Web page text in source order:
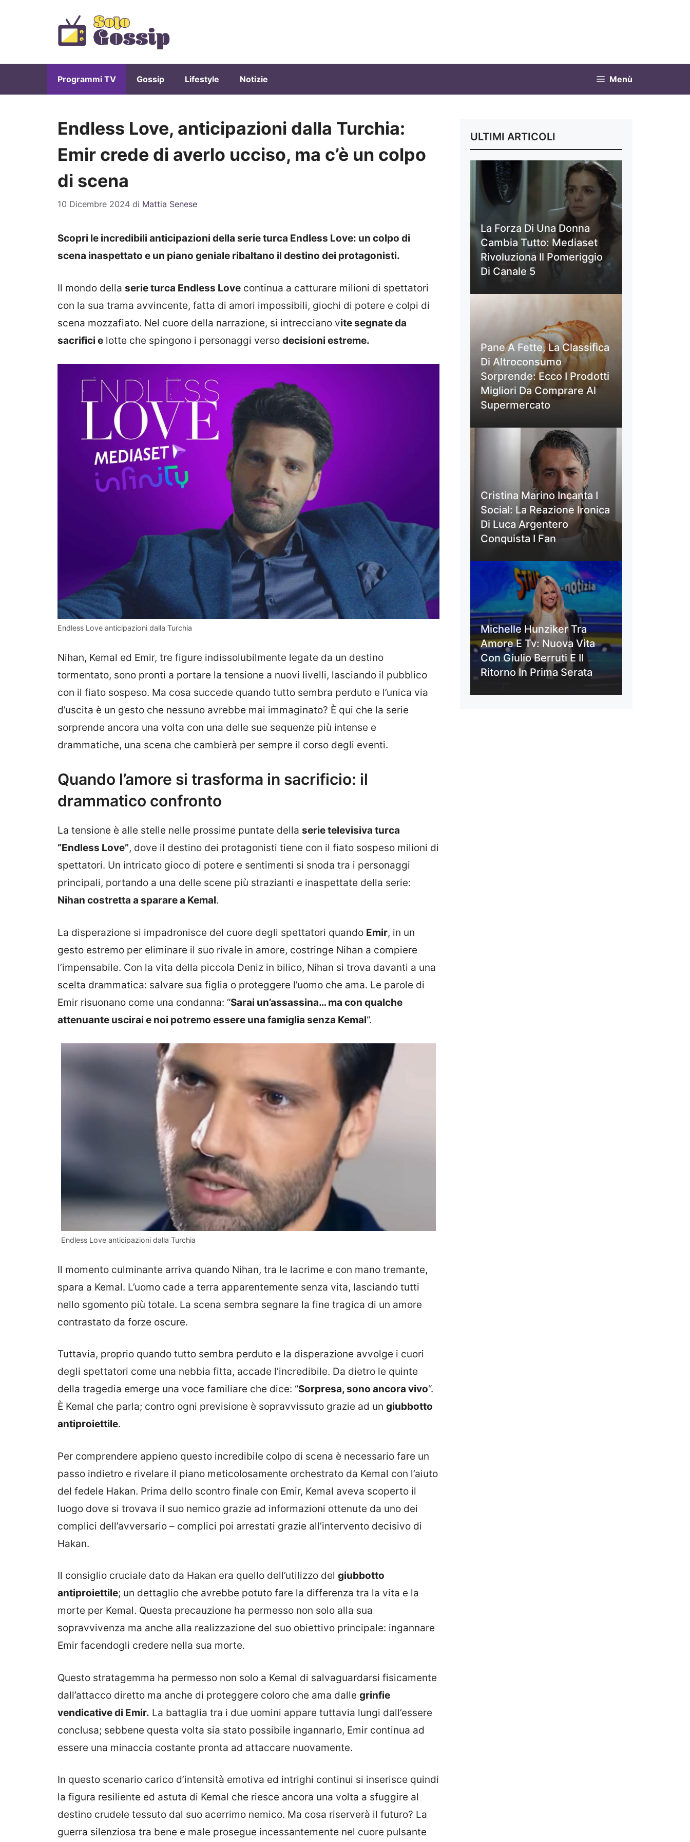
Programmi TV Gossip Lifestyle Notizie Menù
Endless Love, anticipazioni dalla Turchia:
Emir crede di averlo ucciso, ma c’è un colpo
di scena
10 Dicembre 2024 di Mattia Senese
Scopri le incredibili anticipazioni della serie turca Endless Love: un colpo di
scena inaspettato e un piano geniale ribaltano il destino dei protagonisti.
Il mondo della serie turca Endless Love continua a catturare milioni di spettatori
con la sua trama avvincente, fatta di amori impossibili, giochi di potere e colpi di
scena mozzafiato. Nel cuore della narrazione, si intrecciano vite segnate da
sacrifici e lotte che spingono i personaggi verso decisioni estreme.
Endless Love anticipazioni dalla Turchia
Nihan, Kemal ed Emir, tre figure indissolubilmente legate da un destino
tormentato, sono pronti a portare la tensione a nuovi livelli, lasciando il pubblico
con il fiato sospeso. Ma cosa succede quando tutto sembra perduto e l’unica via
d’uscita è un gesto che nessuno avrebbe mai immaginato? È qui che la serie
sorprende ancora una volta con una delle sue sequenze più intense e
drammatiche, una scena che cambierà per sempre il corso degli eventi.
Quando l’amore si trasforma in sacrificio: il
drammatico confronto
La tensione è alle stelle nelle prossime puntate della serie televisiva turca
“Endless Love”, dove il destino dei protagonisti tiene con il fiato sospeso milioni di
spettatori. Un intricato gioco di potere e sentimenti si snoda tra i personaggi
principali, portando a una delle scene più strazianti e inaspettate della serie:
Nihan costretta a sparare a Kemal.
La disperazione si impadronisce del cuore degli spettatori quando Emir, in un
gesto estremo per eliminare il suo rivale in amore, costringe Nihan a compiere
l’impensabile. Con la vita della piccola Deniz in bilico, Nihan si trova davanti a una
scelta drammatica: salvare sua figlia o proteggere l’uomo che ama. Le parole di
Emir risuonano come una condanna: “Sarai un’assassina… ma con qualche
attenuante uscirai e noi potremo essere una famiglia senza Kemal“.
Endless Love anticipazioni dalla Turchia
Il momento culminante arriva quando Nihan, tra le lacrime e con mano tremante,
spara a Kemal. L’uomo cade a terra apparentemente senza vita, lasciando tutti
nello sgomento più totale. La scena sembra segnare la fine tragica di un amore
contrastato da forze oscure.
Tuttavia, proprio quando tutto sembra perduto e la disperazione avvolge i cuori
degli spettatori come una nebbia fitta, accade l’incredibile. Da dietro le quinte
della tragedia emerge una voce familiare che dice: “Sorpresa, sono ancora vivo“.
È Kemal che parla; contro ogni previsione è sopravvissuto grazie ad un giubbotto
antiproiettile.
Per comprendere appieno questo incredibile colpo di scena è necessario fare un
passo indietro e rivelare il piano meticolosamente orchestrato da Kemal con l’aiuto
del fedele Hakan. Prima dello scontro finale con Emir, Kemal aveva scoperto il
luogo dove si trovava il suo nemico grazie ad informazioni ottenute da uno dei
complici dell’avversario – complici poi arrestati grazie all’intervento decisivo di
Hakan.
Il consiglio cruciale dato da Hakan era quello dell’utilizzo del giubbotto
antiproiettile; un dettaglio che avrebbe potuto fare la differenza tra la vita e la
morte per Kemal. Questa precauzione ha permesso non solo alla sua
sopravvivenza ma anche alla realizzazione del suo obiettivo principale: ingannare
Emir facendogli credere nella sua morte.
Questo stratagemma ha permesso non solo a Kemal di salvaguardarsi fisicamente
dall’attacco diretto ma anche di proteggere coloro che ama dalle grinfie
vendicative di Emir. La battaglia tra i due uomini appare tuttavia lungi dall’essere
conclusa; sebbene questa volta sia stato possibile ingannarlo, Emir continua ad
essere una minaccia costante pronta ad attaccare nuovamente.
In questo scenario carico d’intensità emotiva ed intrighi continui si inserisce quindi
la figura resiliente ed astuta di Kemal che riesce ancora una volta a sfuggire al
destino crudele tessuto dal suo acerrimo nemico. Ma cosa riserverà il futuro? La
guerra silenziosa tra bene e male prosegue incessantemente nel cuore pulsante
ULTIMI ARTICOLI
La Forza Di Una Donna
Cambia Tutto: Mediaset
Rivoluziona Il Pomeriggio
Di Canale 5
Pane A Fette, La Classifica
Di Altroconsumo
Sorprende: Ecco I Prodotti
Migliori Da Comprare Al
Supermercato
Cristina Marino Incanta I
Social: La Reazione Ironica
Di Luca Argentero
Conquista I Fan
Michelle Hunziker Tra
Amore E Tv: Nuova Vita
Con Giulio Berruti E Il
Ritorno In Prima Serata